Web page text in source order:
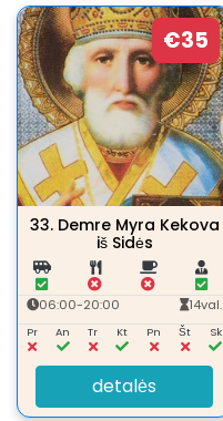
€35
33. Demre Myra Kekova
iš Sidės
06:00-20:00 14val.
Pr An Tr Kt Pn Št Sk
detalės